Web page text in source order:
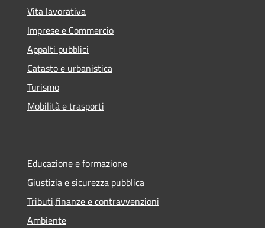
Vita lavorativa
Imprese e Commercio
Appalti pubblici
Catasto e urbanistica
Turismo
Mobilità e trasporti
Educazione e formazione
Giustizia e sicurezza pubblica
Tributi,finanze e contravvenzioni
Ambiente